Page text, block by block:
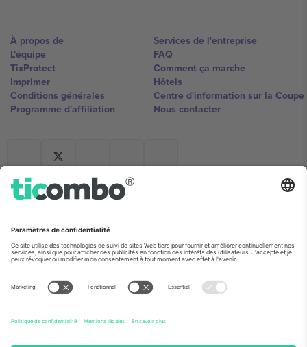
À propos de
L'équipe
TixProtect
Imprimer
Conditions générales
Programme d'affiliation
Services de l'entreprise
FAQ
Comment ça marche
Hôtels
Centre d'information sur la Coupe
Nous contacter
Ticombo France
Mimi Balkanska 132, 1540, Sofia,
Bulgaria
L'entité juridique du fournisseur de la plateforme peut changer en
détails, consultez la page spécifique de l'événement, les mentions